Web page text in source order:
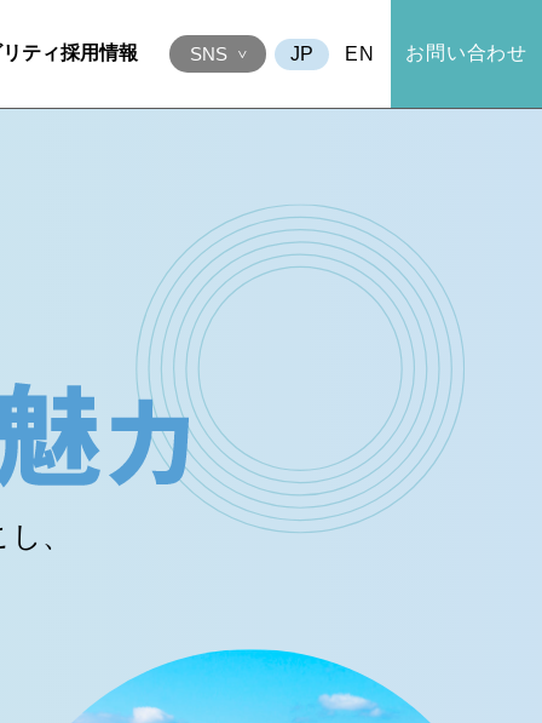
SNS EN お問い合わせ
ティ採用情報
、